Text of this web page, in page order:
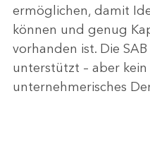
ermöglichen, damit
können und genug
vorhanden ist. Die
unterstützt – aber
unternehmerisches